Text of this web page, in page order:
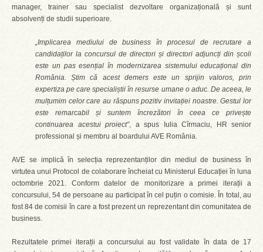
manager, trainer sau specialist dezvoltare organizațională și sunt
absolvenți de studii superioare.
„Implicarea mediului de business în procesul de recrutare a
candidaților la concursul de directori și directori adjuncți din școli
este un pas esențial în modernizarea sistemului educațional din
România. Știm că acest demers este un sprijin valoros, prin
expertiza pe care specialiștii în resurse umane o aduc. De aceea, le
mulțumim celor care au răspuns pozitiv invitației noastre. Gestul lor
este remarcabil și suntem încrezători în ceea ce privește
continuarea acestui proiect”, a spus Iulia Cîrmaciu, HR senior
professional și membru al boardului AVE România.
AVE se implică în selecția reprezentanților din mediul de business în
virtutea unui Protocol de colaborare încheiat cu Ministerul Educației în luna
octombrie 2021. Conform datelor de monitorizare a primei iterații a
concursului, 54 de persoane au participat în cel puțin o comisie. În total, au
fost 84 de comisii în care a fost prezent un reprezentant din comunitatea de
business.
Rezultatele primei iterații a concursului au fost validate în data de 17